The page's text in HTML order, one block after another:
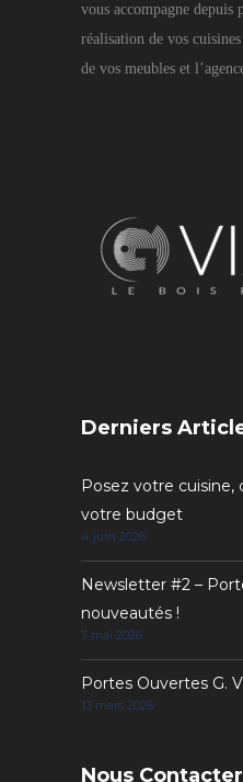
vous accompagne depuis
réalisation de vos
de vos meubles et
Derniers
Posez votre cuisine,
votre budget
4 juin 2026
Newsletter #2 –
nouveautés !
7 mai 2026
Portes Ouvertes G.
13 mars 2026
Nous Contacter